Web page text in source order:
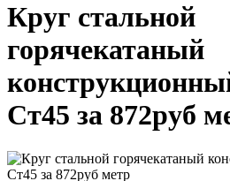
Круг стальной
горячекатаный
Ст45 за 872руб